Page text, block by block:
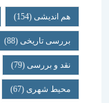
هم اندیشی(154)
بررسی تاریخی(88)
نقد و بررسی(79)
محیط شهری(67)